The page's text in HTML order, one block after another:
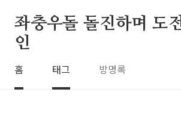
좌충우돌 돌진하며 도
인
홈 태그 방명록